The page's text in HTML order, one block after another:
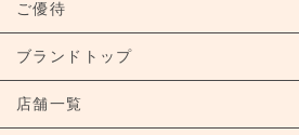
ご優待
ブランドトップ
店舗一覧